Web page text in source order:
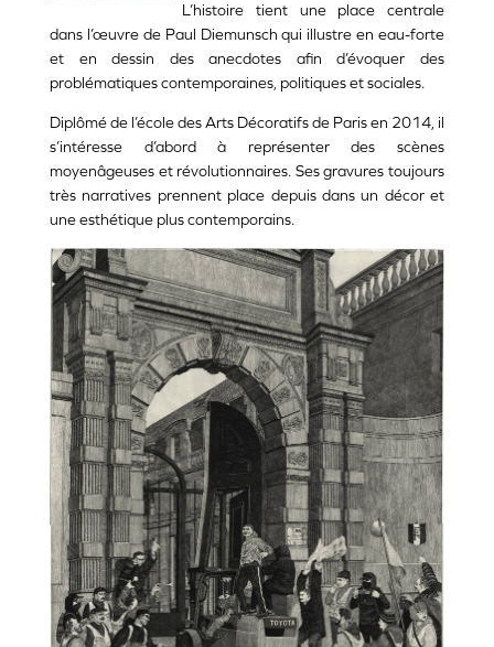
L’histoire tient une place centrale
dans l’œuvre de Paul Diemunsch qui illustre en eau-forte
et en dessin des anecdotes afin d’évoquer des
problématiques contemporaines, politiques et sociales.
Diplômé de l’école des Arts Décoratifs de Paris en 2014, il
s’intéresse d’abord à représenter des scènes
moyenâgeuses et révolutionnaires. Ses gravures toujours
très narratives prennent place depuis dans un décor et
une esthétique plus contemporains.